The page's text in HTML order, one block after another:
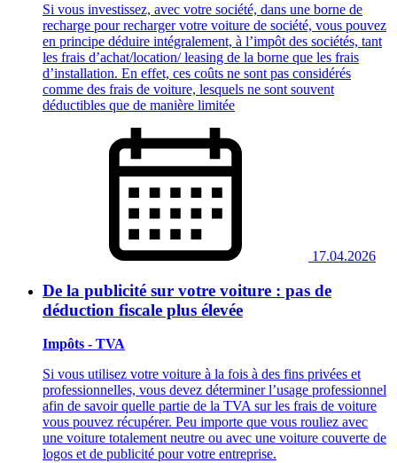
Si vous investissez, avec votre société, dans une borne de
recharge pour recharger votre voiture de société, vous pouvez
en principe déduire intégralement, à l’impôt des sociétés, tant
les frais d’achat/location/ leasing de la borne que les frais
d’installation. En effet, ces coûts ne sont pas considérés
comme des frais de voiture, lesquels ne sont souvent
déductibles que de manière limitée
17.04.2026
De la publicité sur votre voiture : pas de
déduction fiscale plus élevée
Impôts - TVA
Si vous utilisez votre voiture à la fois à des fins privées et
professionnelles, vous devez déterminer l’usage professionnel
afin de savoir quelle partie de la TVA sur les frais de voiture
vous pouvez récupérer. Peu importe que vous rouliez avec
une voiture totalement neutre ou avec une voiture couverte de
logos et de publicité pour votre entreprise.